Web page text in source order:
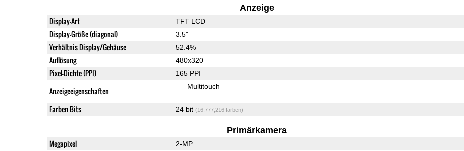
Anzeige
Display-Art TFT LCD
Display-Größe (diagonal) 3.5"
Verhältnis Display/Gehäuse 52.4%
Auflösung 480x320
Pixel-Dichte (PPI) 165 PPI
Anzeigeeigenschaften Multitouch
Farben Bits 24 bit (16,777,216 farben)
Primärkamera
Megapixel 2-MP